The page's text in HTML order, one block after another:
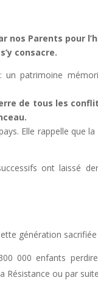
nos Parents pour
patrimoine
de tous les
Elle rappelle que
ont laissé
génération
000 enfants
ou par